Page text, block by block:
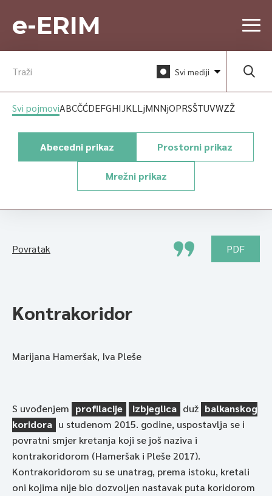
e-ERIM
Povratak PDF
Kontrakoridor
Marijana Hameršak, Iva Pleše
S uvođenjem profilacije izbjeglica duž balkanskog
koridora u studenom 2015. godine, uspostavlja se i
povratni smjer kretanja koji se još naziva i
kontrakoridorom (Hameršak i Pleše 2017).
Kontrakoridorom su se unatrag, prema istoku, kretali
oni kojima nije bio dozvoljen nastavak puta koridorom
Svi mediji
Svi pojmoviABCČĆDEFGHIJKL LjMNNjOPRSŠTUVWZŽ
Abecedni prikaz Prostorni prikaz
Mrežni prikaz